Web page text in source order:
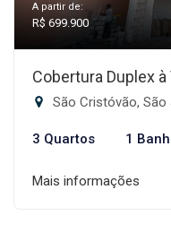
A partir de:
R$ 699.900
Cobertura Duplex
São Cristóvão,
3 Quartos 1
Mais informações